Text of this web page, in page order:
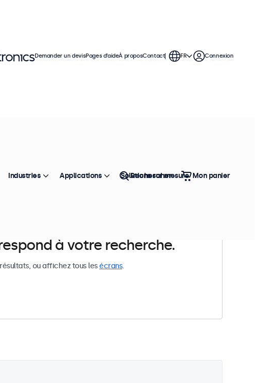
Ces moniteurs de 10 pouces offrent
leur permettant de s'intégrer facilement
Top vente
à votre recherche.
ou affichez tous lesécrans.
Demander un devisPages d’aideÀ proposContact FR Connexion
Industries Applications Solutions sur mesure
Rechercher Mon panier